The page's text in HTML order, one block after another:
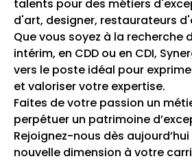
talents pour des métiers
d'art, designer, restaurateurs
Que vous soyez à la recherche
intérim, en CDD ou en CDI,
vers le poste idéal pour
et valoriser votre expertise.
Faites de votre passion un
perpétuer un patrimoine
Rejoignez-nous dès
nouvelle dimension à votre